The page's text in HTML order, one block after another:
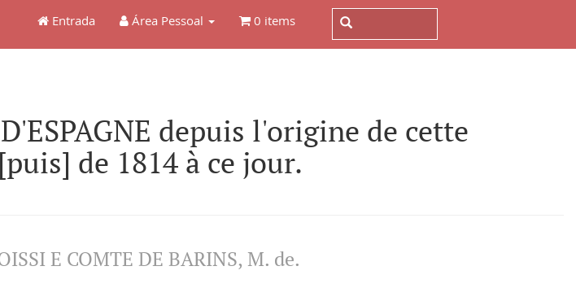
Entrada Área Pessoal 0 items
depuis l'origine de cette
de 1814 à ce jour.
E COMTE DE BARINS, M. de.